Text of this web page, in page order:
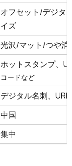
オフセット/デジタ
イズ
光沢/マット/つや消
ホットスタンプ、
コードなど
デジタル名刺、
中国
集中